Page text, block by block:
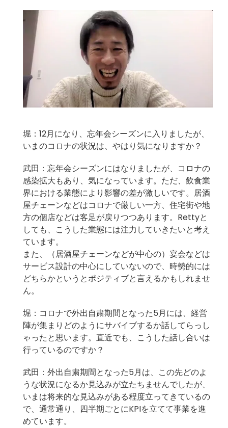
堀：12月になり、忘年会シーズンに入りましたが、
いまのコロナの状況は、やはり気になりますか？
武田：忘年会シーズンにはなりましたが、コロナの
感染拡大もあり、気になっています。ただ、飲食業
界における業態により影響の差が激しいです。居酒
屋チェーンなどはコロナで厳しい一方、住宅街や地
方の個店などは客足が戻りつつあります。Rettyと
しても、こうした業態には注力していきたいと考え
ています。
また、（居酒屋チェーンなどが中心の）宴会などは
サービス設計の中心にしていないので、時勢的には
どちらかというとポジティブと言えるかもしれませ
ん。
堀：コロナで外出自粛期間となった5月には、経営
陣が集まりどのようにサバイブするか話してらっし
ゃったと思います。直近でも、こうした話し合いは
行っているのですか？
武田：外出自粛期間となった5月は、この先どのよ
うな状況になるか見込みが立たちませんでしたが、
いまは将来的な見込みがある程度立ってきているの
で、通常通り、四半期ごとにKPIを立てて事業を進
めています。